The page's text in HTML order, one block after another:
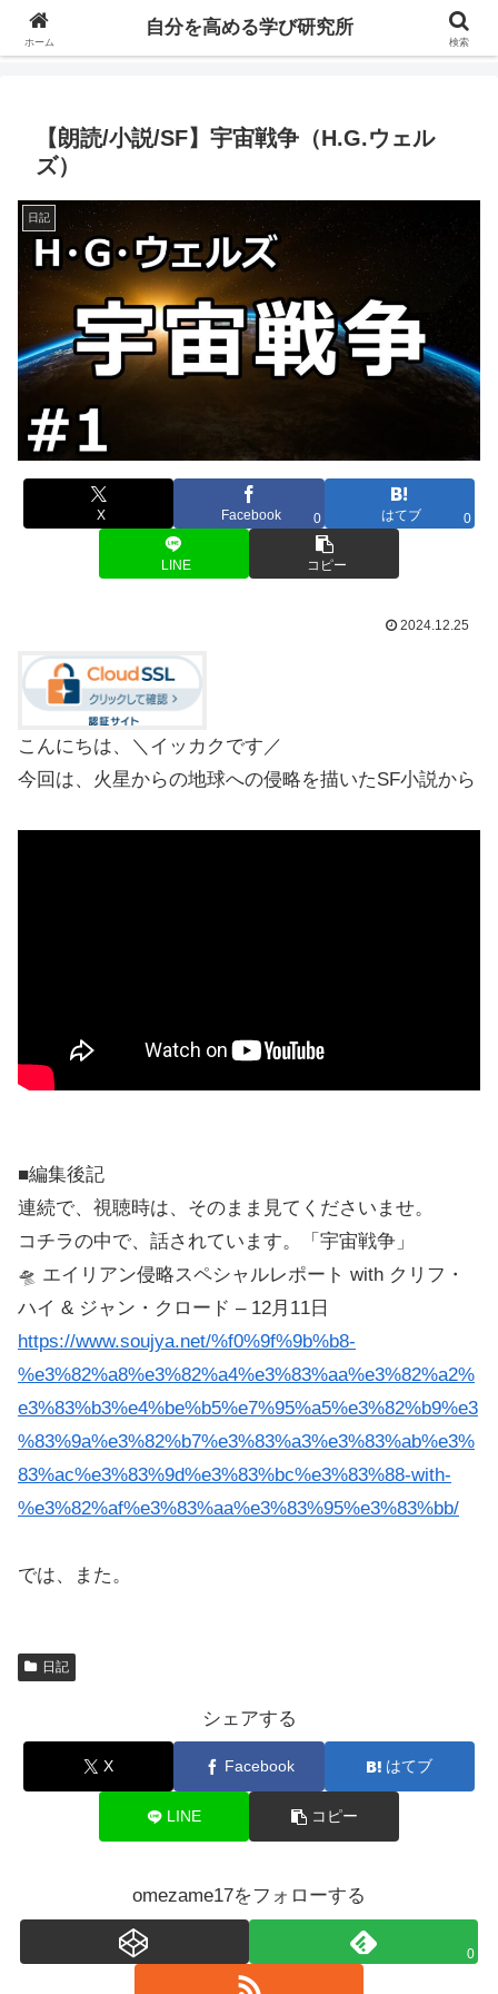
自分の価値を高めるための学びについて研究し、セミナーや情報（ブログ、動
【朗読/小説/SF】宇宙戦争（H.G.ウェル
ズ）
日記
X Facebook 0 はてブ 0
LINE コピー
2024.12.25
こんにちは、＼イッカクです／
今回は、火星からの地球への侵略を描いたSF小説から
■編集後記
連続で、視聴時は、そのまま見てくださいませ。
コチラの中で、話されています。「宇宙戦争」
🛸 エイリアン侵略スペシャルレポート with クリフ・
ハイ & ジャン・クロード – 12月11日
https://www.soujya.net/%f0%9f%9b%b8-
%e3%82%a8%e3%82%a4%e3%83%aa%e3%82%a2%
e3%83%b3%e4%be%b5%e7%95%a5%e3%82%b9%e3
%83%9a%e3%82%b7%e3%83%a3%e3%83%ab%e3%
83%ac%e3%83%9d%e3%83%bc%e3%83%88-with-
%e3%82%af%e3%83%aa%e3%83%95%e3%83%bb/
では、また。
日記
シェアする
X Facebook はてブ
LINE コピー
omezame17をフォローする
0
ホーム
自分を高める学び研究所
検索